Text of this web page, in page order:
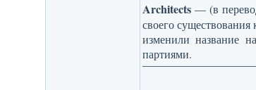
Architects— (в
своего
изменили название
партиями.